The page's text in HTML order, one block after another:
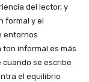
del lector, y
formal y el
entornos
informal es más
cuando se escribe
el equilibrio